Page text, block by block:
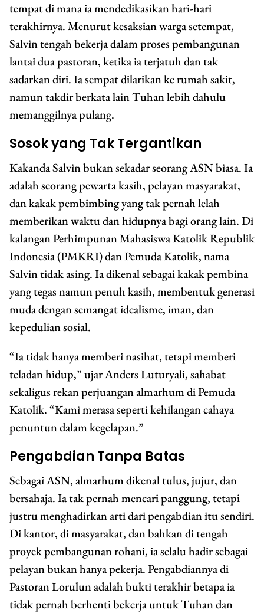
tempat di mana ia mendedikasikan hari-hari
terakhirnya. Menurut kesaksian warga setempat,
Salvin tengah bekerja dalam proses pembangunan
lantai dua pastoran, ketika ia terjatuh dan tak
sadarkan diri. Ia sempat dilarikan ke rumah sakit,
namun takdir berkata lain Tuhan lebih dahulu
memanggilnya pulang.
Sosok yang Tak Tergantikan
Kakanda Salvin bukan sekadar seorang ASN biasa. Ia
adalah seorang pewarta kasih, pelayan masyarakat,
dan kakak pembimbing yang tak pernah lelah
memberikan waktu dan hidupnya bagi orang lain. Di
kalangan Perhimpunan Mahasiswa Katolik Republik
Indonesia (PMKRI) dan Pemuda Katolik, nama
Salvin tidak asing. Ia dikenal sebagai kakak pembina
yang tegas namun penuh kasih, membentuk generasi
muda dengan semangat idealisme, iman, dan
kepedulian sosial.
“Ia tidak hanya memberi nasihat, tetapi memberi
teladan hidup,” ujar Anders Luturyali, sahabat
sekaligus rekan perjuangan almarhum di Pemuda
Katolik. “Kami merasa seperti kehilangan cahaya
penuntun dalam kegelapan.”
Pengabdian Tanpa Batas
Sebagai ASN, almarhum dikenal tulus, jujur, dan
bersahaja. Ia tak pernah mencari panggung, tetapi
justru menghadirkan arti dari pengabdian itu sendiri.
Di kantor, di masyarakat, dan bahkan di tengah
proyek pembangunan rohani, ia selalu hadir sebagai
pelayan bukan hanya pekerja. Pengabdiannya di
Pastoran Lorulun adalah bukti terakhir betapa ia
tidak pernah berhenti bekerja untuk Tuhan dan